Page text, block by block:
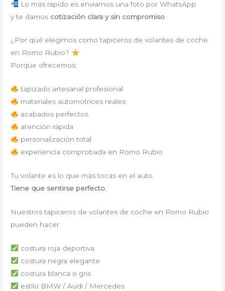
Lo más rápido es enviarnos una foto por WhatsApp
y te damos cotización clara y sin compromiso
¿Por qué elegirnos como tapiceros de volantes de coche
en Romo Rubio?
Porque ofrecemos:
tapizado artesanal profesional
materiales automotrices reales
acabados perfectos
atención rápida
personalización total
experiencia comprobada en Romo Rubio
Tu volante es lo que más tocas en el auto.
Tiene que sentirse perfecto
Nuestros tapiceros de volantes de coche en Romo Rubio
pueden hacer:
costura roja deportiva
costura negra elegante
costura blanca o gris
estilo BMW / Audi / Mercedes